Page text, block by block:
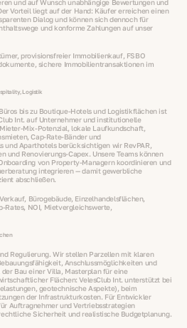
und auf Wunsch unabhängige Bewertungen und
Vorteil liegt auf der Hand: Käufer erreichen einen
Dialog und können sich dennoch für
und konforme Zahlungen auf unser
provisionsfreier Immobilienkauf, FSBO
sichere Immobilientransaktionen im
Logistik
bis zu Boutique‑Hotels und Logistikflächen ist
Int. auf Unternehmer und institutionelle
lokale Laufkundschaft,
Cap‑Rate‑Bänder und
und Aparthotels berücksichtigen wir RevPAR,
und Renovierungs‑Capex. Unsere Teams können
von Property‑Managern koordinieren und
integrieren — damit gewerbliche
abschließen.
Bürogebäude, Einzelhandelsflächen,
NOI, Mietvergleichswerte,
Regulierung. Wir stellen Parzellen mit klaren
Anschlussmöglichkeiten und
Bau einer Villa, Masterplan für eine
Flächen: VelesClub Int. unterstützt bei
geotechnische Aspekte), beim
der Infrastrukturkosten. Für Entwickler
Auftragnehmer und Vertriebsstrategien
Sicherheit und realistische Budgetplanung.